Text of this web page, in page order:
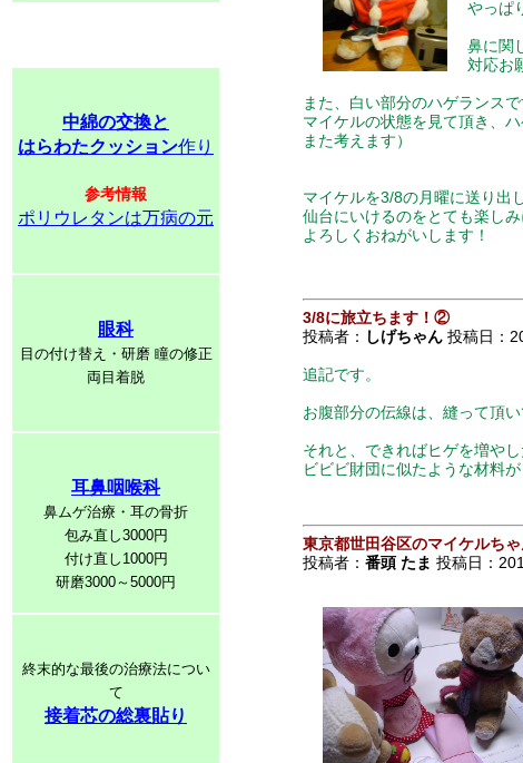
中綿の交換と
はらわたクッション作り
参考情報
ポリウレタンは万病の元
眼科
目の付け替え・研磨 瞳の修正
両目着脱
耳鼻咽喉科
鼻ムゲ治療・耳の骨折
包み直し3000円
付け直し1000円
研磨3000～5000円
終末的な最後の治療法につい
て
接着芯の総裏貼り
やっぱ
鼻に関
対応お
また、白い部分のハゲランス
マイケルの状態を見て頂き、
また考えます）
マイケルを3/8の月曜に送り出
仙台にいけるのをとても楽し
よろしくおねがいします！
3/8に旅立ちます！②
投稿者： しげちゃん 投稿日：
追記です。
お腹部分の伝線は、縫って頂
それと、できればヒゲを増や
ビビビ財団に似たような材料
東京都世田谷区のマイケルち
投稿者： 番頭 たま 投稿日：